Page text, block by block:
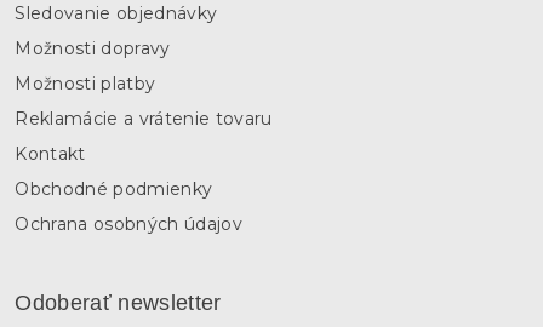
Sledovanie objednávky
Možnosti dopravy
Možnosti platby
Reklamácie a vrátenie tovaru
Kontakt
Obchodné podmienky
Ochrana osobných údajov
Odoberať newsletter